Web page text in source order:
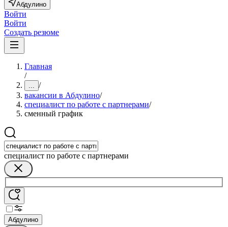
Абдулино
Войти
Войти
Создать резюме
Главная
/
... /
вакансии в Абдулино/
специалист по работе с партнерами/
сменный график
специалист по работе с партнерами
Абдулино